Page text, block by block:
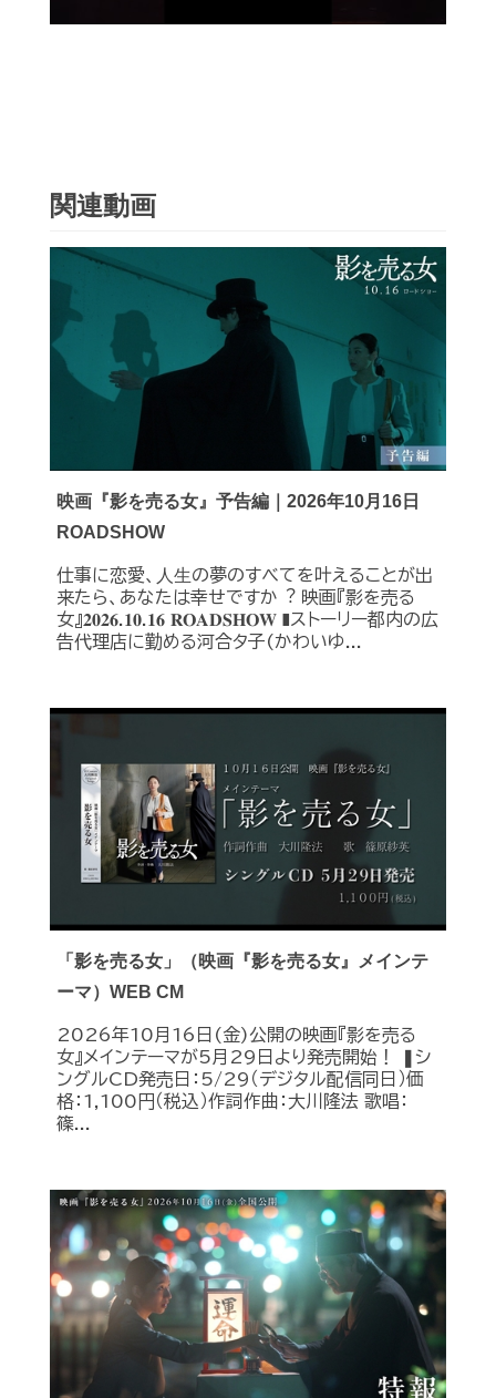
関連動画
映画『影を売る女』予告編｜2026年10月16日
ROADSHOW
仕事に恋愛、⼈⽣の夢のすべてを叶えることが出
来たら、あなたは幸せですか︖ 映画『影を売る
女』𝟐𝟎𝟐𝟔.𝟏𝟎.𝟏𝟔 𝐑𝐎𝐀𝐃𝐒𝐇𝐎𝐖 ❚ストーリー都内の広
告代理店に勤める河合タ子(かわいゆ...
「影を売る女」（映画『影を売る女』メインテ
ーマ）WEB CM
2026年10月16日(金)公開の映画『影を売る
女』メインテーマが5月29日より発売開始！ ❚シ
ングルCD発売日：5/29（デジタル配信同日）価
格：1,100円（税込）作詞作曲：大川隆法 歌唱：
篠...